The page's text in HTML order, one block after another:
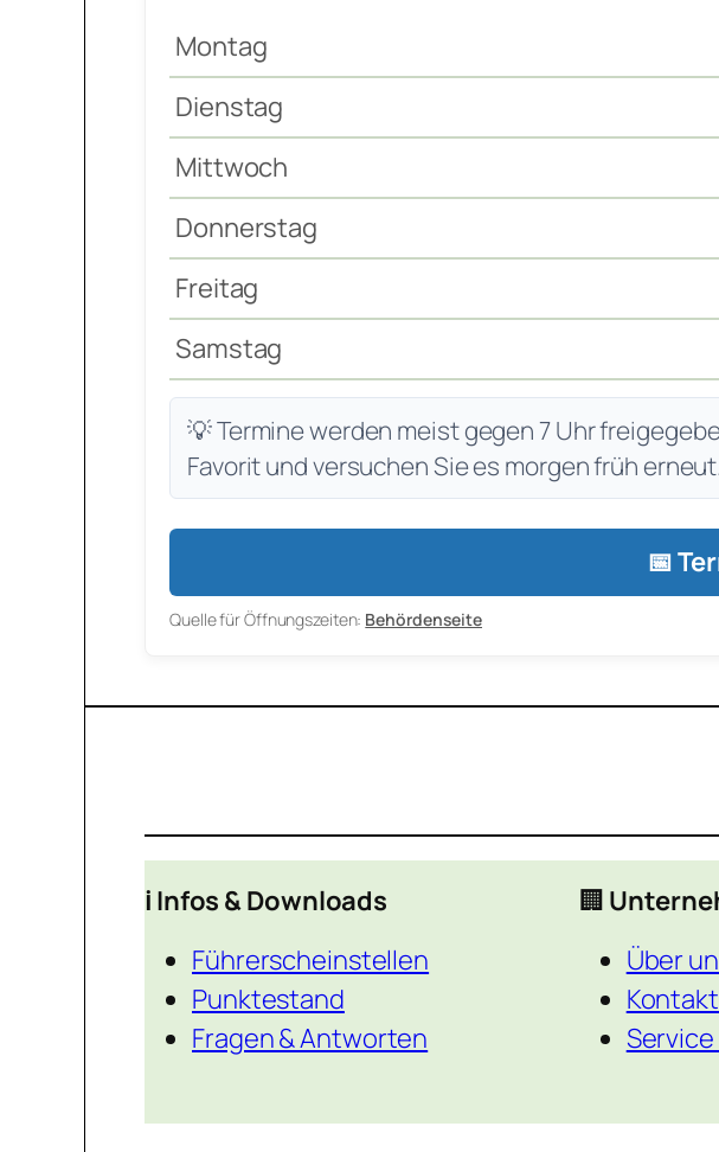
Montag
Dienstag
Mittwoch
Donnerstag
Freitag
Samstag
💡 Termine werden meist gegen 7 Uhr
Favorit und versuchen Sie es morgen früh
📅
Quelle für Öffnungszeiten: Behördenseite
ℹ️ Infos & Downloads
Führerscheinstellen
Punktestand
Fragen & Antworten
🏢
Über